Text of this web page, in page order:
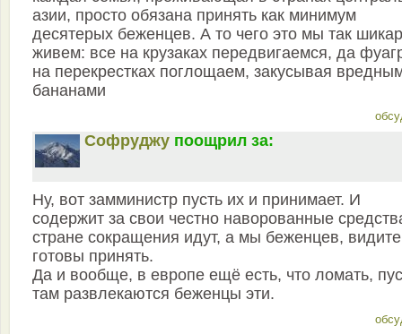
азии, просто обязана принять как минимум
десятерых беженцев. А то чего это мы так
живем: все на крузаках передвигаемся, да
на перекрестках поглощаем, закусывая
бананами
Софруджу поощрил за:
Ну, вот замминистр пусть их и принимает. И
содержит за свои честно наворованные
стране сокращения идут, а мы беженцев,
готовы принять.
Да и вообще, в европе ещё есть, что ломать,
там развлекаются беженцы эти.